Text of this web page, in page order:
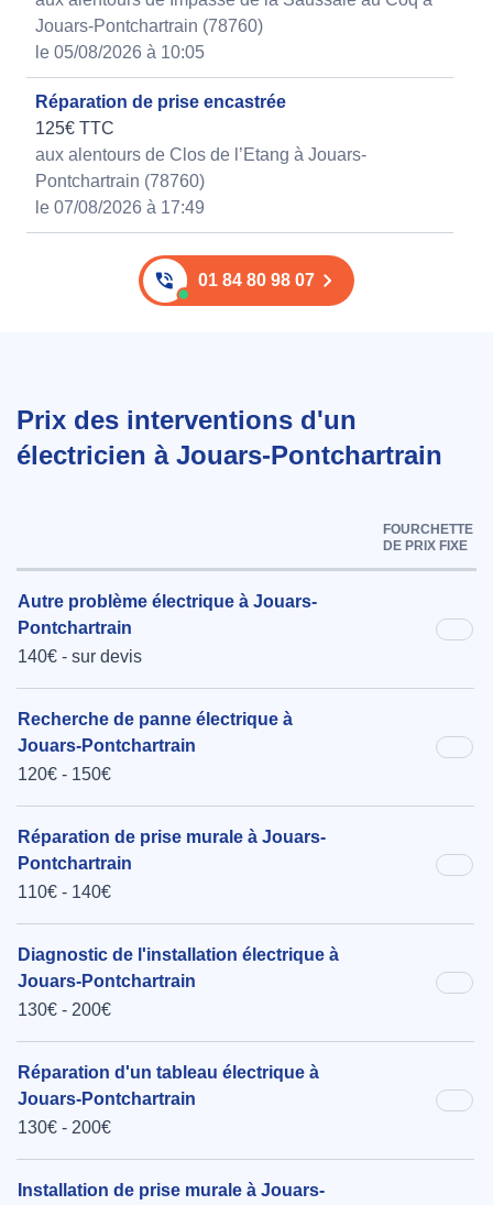
Jouars-Pontchartrain (78760)
le 05/08/2026 à 10:05
Réparation de prise encastrée
125€ TTC
aux alentours de Clos de l’Etang à Jouars-
Pontchartrain (78760)
le 07/08/2026 à 17:49
01 84 80 98 07
Prix des interventions d'un
électricien à Jouars-Pontchartrain
FOURCHETTE
DE PRIX FIXE
Autre problème électrique à Jouars-
Pontchartrain
140€ - sur devis
Recherche de panne électrique à
Jouars-Pontchartrain
120€ - 150€
Réparation de prise murale à Jouars-
Pontchartrain
110€ - 140€
Diagnostic de l'installation électrique à
Jouars-Pontchartrain
130€ - 200€
Réparation d'un tableau électrique à
Jouars-Pontchartrain
130€ - 200€
Installation de prise murale à Jouars-